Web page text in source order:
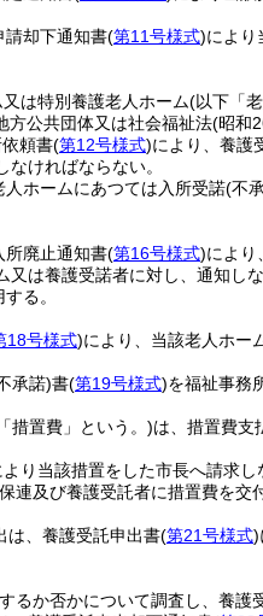
請却下通知書(第11号様式)により
は特別養護老人ホーム(以下「
方公共団体又は社会福祉法(昭和
頼書(第12号様式)により、養護
ければならない。
ホームにあつては入所受諾(不
所廃止通知書(第16号様式)により
又は養護受諾者に対し、通知し
る。
18号様式)により、当該老人ホー
承諾)書(第19号様式)を福祉事務
措置費」という。)は、措置費支
より当該措置をした市長へ請求し
及び養護受託者に措置費を交
は、養護受託申出書(第21号様式)
か否かについて調査し、養護